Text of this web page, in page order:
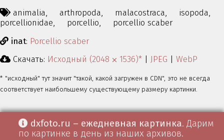
animalia,
arthropoda, malacostraca,
isopoda,
porcellionidae,
porcellio,
porcellio scaber
inat: Porcellio scaber
Скачать: Исходный (2048 ⨉ 1536)* JPEG WebP
* "исходный" тут значит "такой, какой загружен в CDN", это не всегда
соответствует наибольшему существующему размеру картинки.
dxfoto.ru – ежедневная картинка. Дарим
по картинке в день из наших архивов.